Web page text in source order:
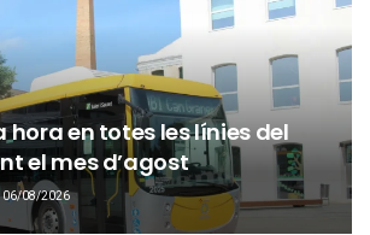
hora en totes les línies del
el mes d’agost
06/08/2026